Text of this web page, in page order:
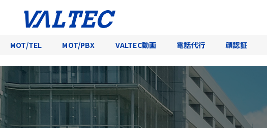
MOT/TEL MOT/PBX VALTEC動画 電話代行 顔認証